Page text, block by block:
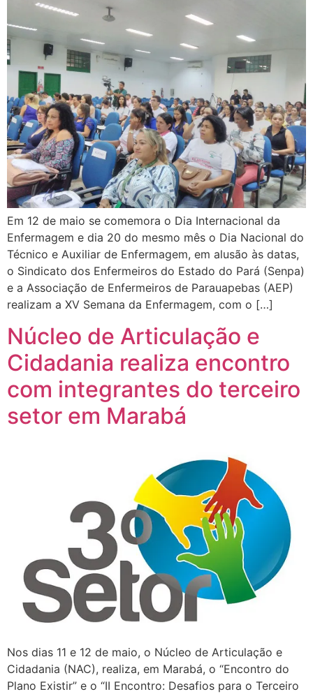
Em 12 de maio se comemora o Dia Internacional da
Enfermagem e dia 20 do mesmo mês o Dia Nacional do
Técnico e Auxiliar de Enfermagem, em alusão às datas,
o Sindicato dos Enfermeiros do Estado do Pará (Senpa)
e a Associação de Enfermeiros de Parauapebas (AEP)
realizam a XV Semana da Enfermagem, com o […]
Núcleo de Articulação e
Cidadania realiza encontro
com integrantes do terceiro
setor em Marabá
Nos dias 11 e 12 de maio, o Núcleo de Articulação e
Cidadania (NAC), realiza, em Marabá, o “Encontro do
Plano Existir” e o “II Encontro: Desafios para o Terceiro